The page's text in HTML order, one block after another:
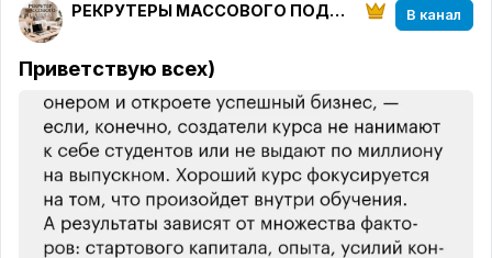
паники.
Скорость реакции.
Готовые к работе кандидаты исчезают с рынка за
несколько часов. Умение быстро обрабатывать
отклики, принимать решения по резюме и
моментально давать обратную связь определяет
ваш заработок.
Эмпатия без лишних эмоций.
Нужно понимать боль соискателя (часто ищущего
РЕКРУТЕРЫ МАССОВОГО ПОДБОРА В канал
Приветствую всех)